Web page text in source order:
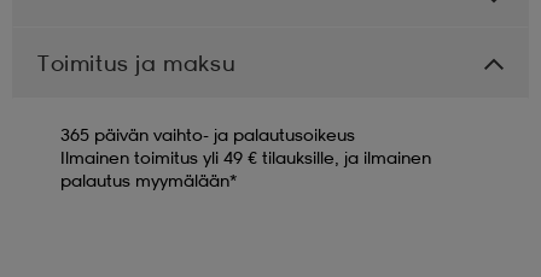
Toimitus ja maksu
365 päivän vaihto- ja palautusoikeus
Ilmainen toimitus yli 49 € tilauksille, ja ilmainen
palautus myymälään*